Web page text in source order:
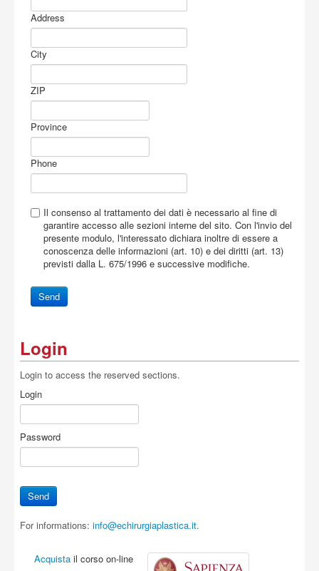
Address
City
ZIP
Province
Phone
Il consenso al trattamento dei dati è necessario al fine di
garantire accesso alle sezioni interne del sito. Con l'invio del
presente modulo, l'interessato dichiara inoltre di essere a
conoscenza delle informazioni (art. 10) e dei diritti (art. 13)
previsti dalla L. 675/1996 e successive modifiche.
Login
Login to access the reserved sections.
Login
Password
For informations:info@echirurgiaplastica.it.
Acquista il corso on-line